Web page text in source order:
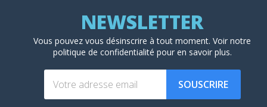
Vous pouvez vous désinscrire à tout moment. Voirnotre
politique de confidentialité pour en savoir plus.
SOUSCRIRE